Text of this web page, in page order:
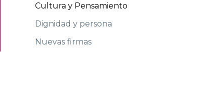
Cultura y Pensamiento
Dignidad y persona
Nuevas firmas